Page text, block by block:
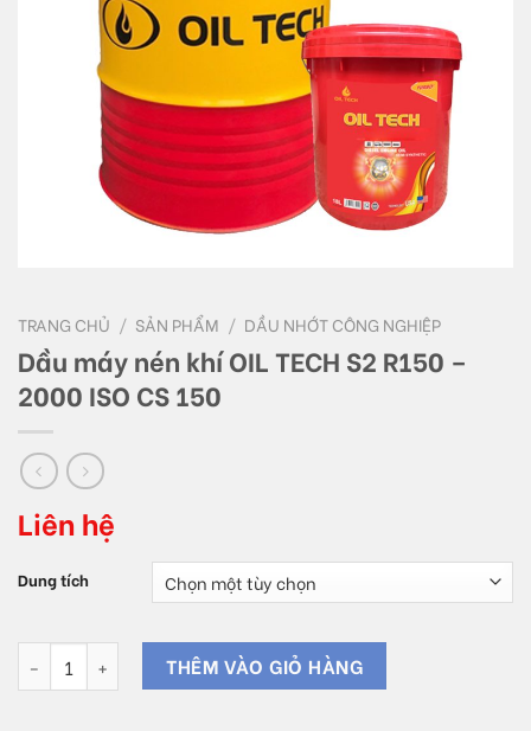
TRANG CHỦ / SẢN PHẨM / DẦU NHỚT CÔNG NGHIỆP
Dầu máy nén khí OIL TECH S2 R150 –
2000 ISO CS 150
Liên hệ
Dung tích
Dầu máy nén khí OIL TECH S2 R150 - 2000 ISO CS 150 số lượng
THÊM VÀO GIỎ HÀNG